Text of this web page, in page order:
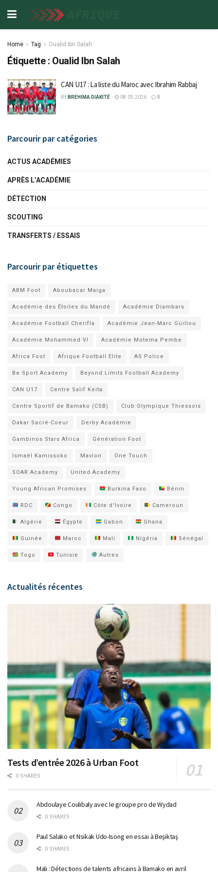
Home Tag Oualid Ibn Salah
Étiquette : Oualid Ibn Salah
CAN U17 : La liste du Maroc avec Ibrahim Rabbaj
BY BREHIMA DIAKITÉ 08.05.2026 0
Parcourir par catégories
ACTUS ACADÉMIES
APRÈS L’ACADÉMIE
DÉTECTION
SCOUTING
TRANSFERTS / ESSAIS
Parcourir par étiquettes
ABM Foot Aboubacar Maiga
Académie des Étoiles du Mandé Académie Diambars
Académie Football Cherifla Académie Jean-Marc Guillou
Académie Mohammed VI Académie Motema Pembe
Africa Foot Afrique Football Elite AS Police
Be Sport Academy Beyond Limits Football Academy
CAN U17 Centre Salif Keita
Centre Sportif de Bamako (CSB) Club Olympique Thiessois
Dakar Sacré-Coeur Derby Académie
Gambinos Stars Africa Génération Foot
Ismaël Kamissoko Mavlon One Touch
SOAR Academy United Academy
Young African Promises Burkina Faso Bénin
RDC Congo Côte d'Ivoire Cameroun
Algérie Égypte Gabon Ghana
Guinée Maroc Mali Nigéria Sénégal
Togo Tunisie Autres
Actualités récentes
Tests d’entrée 2026 à Urban Foot
0 SHARES
Abdoulaye Coulibaly avec le groupe pro de Wydad
0 SHARES
Paul Salako et Nsikak Udo-Isong en essai à Beşiktaş
0 SHARES
Mali : Détections de talents africains à Bamako en avril